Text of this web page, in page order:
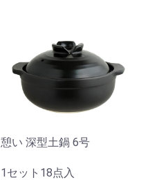
憩い 深型土鍋 6号
1セット18点入